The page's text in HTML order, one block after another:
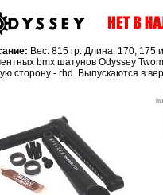
Вес: 815 гр. Длина: 170,
bmx шатунов Odyssey
сторону - rhd. Выпускаются в